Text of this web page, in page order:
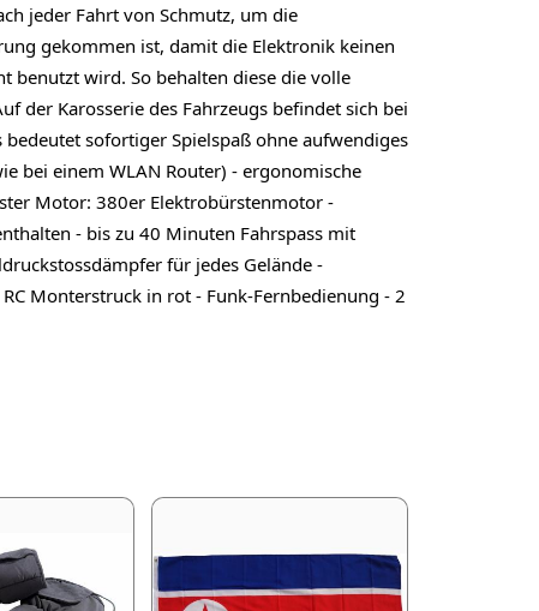
jeder Fahrt von Schmutz, um die
gekommen ist, damit die Elektronik keinen
benutzt wird. So behalten diese die volle
der Karosserie des Fahrzeugs befindet sich bei
sofortiger Spielspaß ohne aufwendiges
bei einem WLAN Router) - ergonomische
Motor: 380er Elektrobürstenmotor -
- bis zu 40 Minuten Fahrspass mit
für jedes Gelände -
Monterstruck in rot - Funk-Fernbedienung - 2